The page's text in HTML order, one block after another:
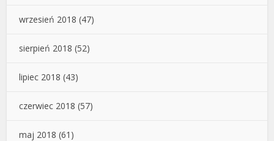
wrzesień 2018 (47)
sierpień 2018 (52)
lipiec 2018 (43)
czerwiec 2018 (57)
maj 2018 (61)